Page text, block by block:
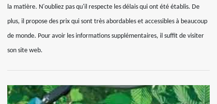
la matière. N'oubliez pas qu'il respecte les délais qui ont été établis. De
plus, il propose des prix qui sont très abordables et accessibles à beaucoup
de monde. Pour avoir les informations supplémentaires, il suffit de visiter
son site web.